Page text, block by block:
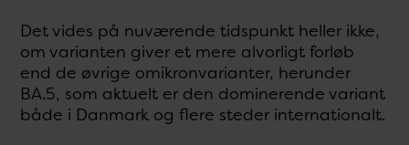
Det vides på nuværende tidspunkt heller ikke,
om varianten giver et mere alvorligt forløb
end de øvrige omikronvarianter, herunder
BA.5, som aktuelt er den dominerende variant
både i Danmark og flere steder internationalt.